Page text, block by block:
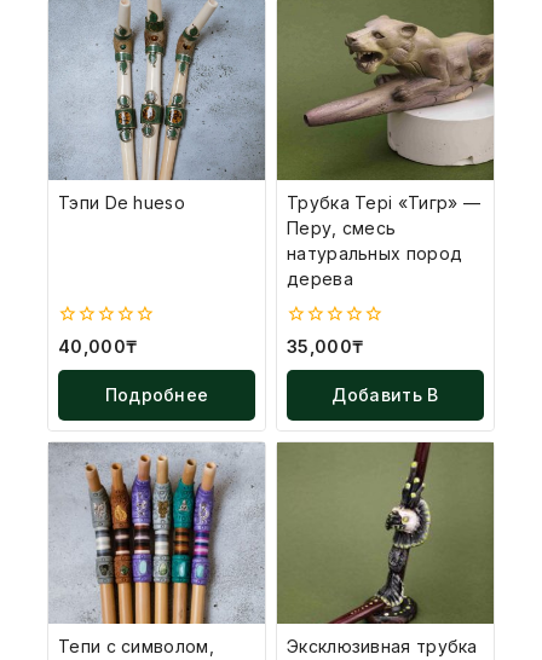
Тэпи De hueso
0
5
40,000₸
Подробнее
Трубка Tepi «Тигр» —
Перу, смесь
натуральных пород
дерева
0
5
35,000₸
Добавить В
Корзину
Тепи с символом,
Эксклюзивная трубка